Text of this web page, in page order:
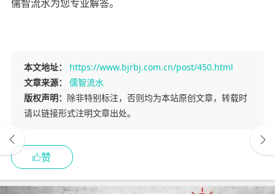
儒智流水为您专业解答。
本文地址：
https://www.bjrbj.com.cn/post/450.html
文章来源：
儒智流水
版权声明： 除非特别标注，否则均为本站原创文章，转载时
请以链接形式注明文章出处。
赞